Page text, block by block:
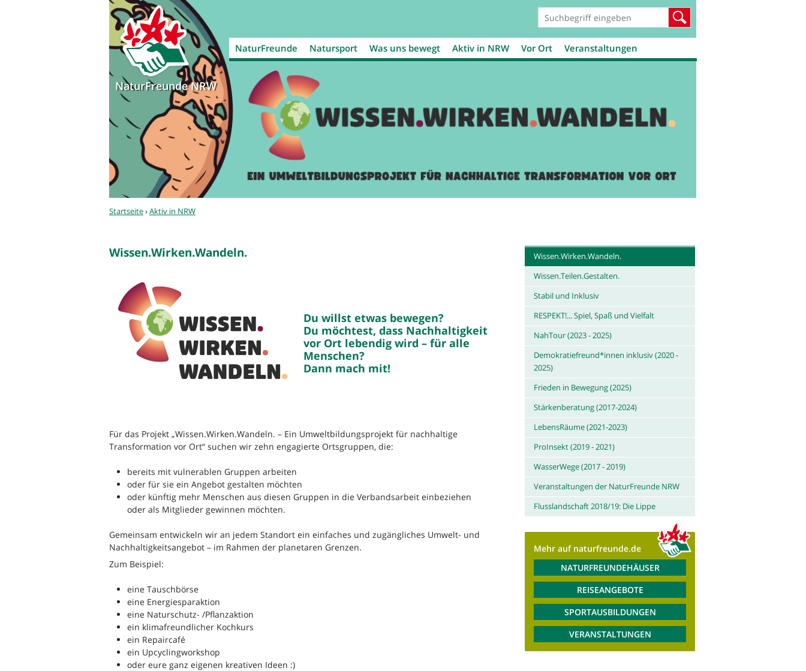
NaturFreunde NRW
Suchformular
NaturFreunde Natursport Was uns bewegt Aktiv in NRW Vor Ort Veranstaltungen
Sie
Startseite›Aktiv in NRW
Wissen.Wirken.Wandeln.
Du willst etwas bewegen?
Du möchtest, dass Nachhaltigkeit
vor Ort lebendig wird – für alle
Menschen?
Dann mach mit!
Für das Projekt „Wissen.Wirken.Wandeln. – Ein Umweltbildungsprojekt für nachhaltige
Transformation vor Ort“ suchen wir zehn engagierte Ortsgruppen, die:
bereits mit vulnerablen Gruppen arbeiten
oder für sie ein Angebot gestalten möchten
oder künftig mehr Menschen aus diesen Gruppen in die Verbandsarbeit einbeziehen
oder als Mitglieder gewinnen möchten.
Gemeinsam entwickeln wir an jedem Standort ein einfaches und zugängliches Umwelt- und
Nachhaltigkeitsangebot – im Rahmen der planetaren Grenzen.
Zum Beispiel:
eine Tauschbörse
eine Energiesparaktion
eine Naturschutz- /Pflanzaktion
ein klimafreundlicher Kochkurs
ein Repaircafé
ein Upcyclingworkshop
oder eure ganz eigenen kreativen Ideen :)
Wissen.Wirken.Wandeln.
Wissen.Teilen.Gestalten.
Stabil und Inklusiv
RESPEKT!... Spiel, Spaß und Vielfalt
NahTour (2023 - 2025)
Demokratiefreund*innen inklusiv (2020 -
2025)
Frieden in Bewegung (2025)
Stärkenberatung (2017-2024)
LebensRäume (2021-2023)
ProInsekt (2019 - 2021)
WasserWege (2017 - 2019)
Veranstaltungen der NaturFreunde NRW
Flusslandschaft 2018/19: Die Lippe
Mehr auf naturfreunde.de
NATURFREUNDEHÄUSER
REISEANGEBOTE
SPORTAUSBILDUNGEN
VERANSTALTUNGEN